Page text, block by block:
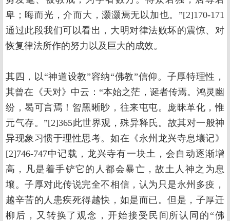
卑；晦而光，介而大，灏灏焉无以加也。”[2]170-171
通过此段我们可以看出，大明对律法败坏的震惊、对
恢复律法所作的努力以及巨大的成效。
其四，以“神道设教”容纳“佛教”信仰。子厚特理性，
其曾在《天对》中云：“本始之茫，诞者传焉。鸿灵幽
纷，曷可言焉！曶黑晰眇，往来屯屯。庞昧革化，惟
元气存。”[2]365此世界观，殊异释氏。故其对一般神
异现象习惯于理性思考。如在《永州龙兴寺息壤记》
[2]746-747中记载，龙兴寺有一块土，会自动逐渐增
高，凡是着手铲它的人都会暴亡，故土人神之为息
壤。子厚对此传说完全不相信，认为只是永州多疫，
越辛苦的人患疾死得越快，如是而已。但是，子厚迁
柳后，又转换了观念，开始接受民间所认同的“佛